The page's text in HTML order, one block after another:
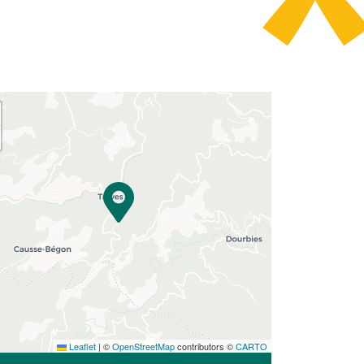
Leaflet | ©OpenStreetMapcontributors ©CARTO